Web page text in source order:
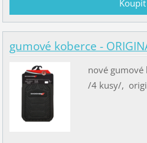
gumové koberce -
nové gumové
/4 kusy/,